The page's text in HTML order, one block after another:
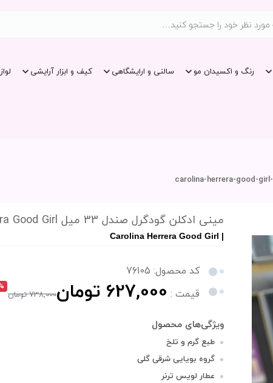
رنگ و اکسیدان مو سالنی و ارایشگاهی کیف و ابزار آرایشی
مینی ادکلن گودگرل صندل 33 میل Carolina Herrera Good Girl
| Carolina Herrera Good Girl
کد محصول: 76105
قیمت : 627,000 تومان 738,000 تومان
طبع گرم و تلخ
گروه بویایی شرقی گلی
عطار لویس ترنر